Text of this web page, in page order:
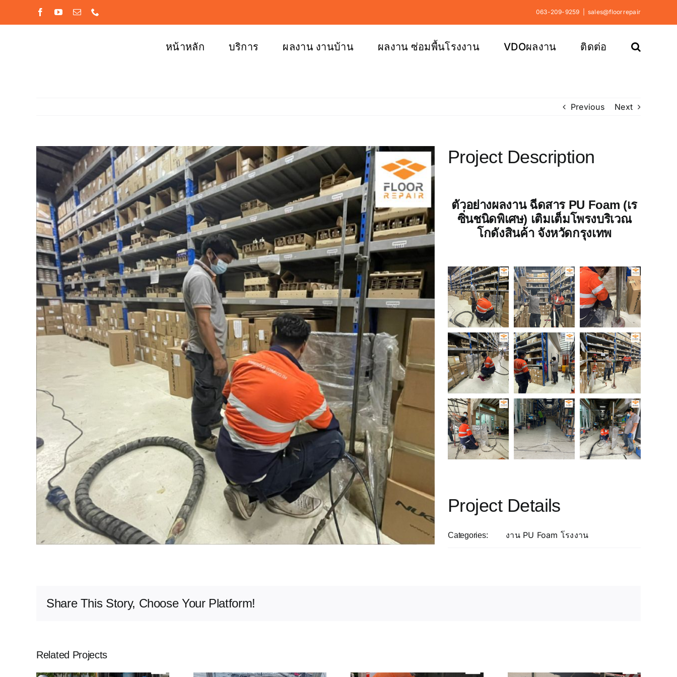
FacebookYouTube
Email 063-209-9259 sales@floorrepair
หน้าหลัก บริการ ผลงาน งานบ้าน ผลงาน ซ่อมพื้นโรงงาน VDOผลงาน ติดต่อ
Previous Next
View
Larger
Project Description
ตัวอย่างผลงาน ฉีดสาร PU Foam (เร
ซิ่นชนิดพิเศษ) เติมเต็มโพรงบริเวณ
โกดังสินค้า จังหวัดกรุงเทพ
Project Details
Categories: งาน PU Foam โรงงาน
Share This Story, Choose Your Platform!
Related Projects